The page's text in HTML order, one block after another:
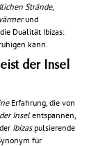
Strände,
und
Dualität Ibizas:
kann.
der Insel
Erfahrung, die von
Insel entspannen,
Ibizas pulsierende
für